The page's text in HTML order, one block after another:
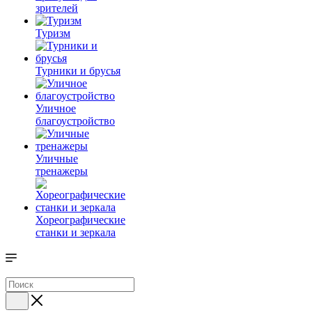
зрителей
Туризм
Турники и брусья
Уличное
благоустройство
Уличные
тренажеры
Хореографические
станки и зеркала